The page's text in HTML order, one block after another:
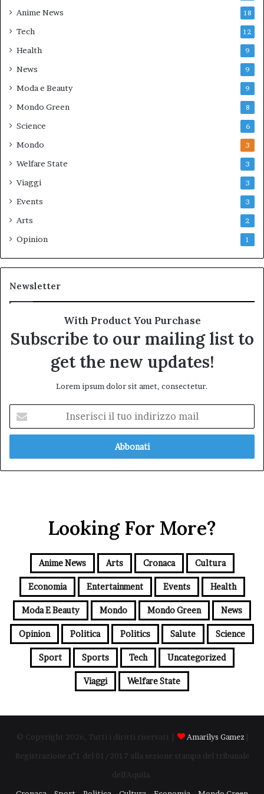
Anime News 18
Tech 12
Health 9
News 9
Moda e Beauty 9
Mondo Green 8
Science 6
Mondo 3
Welfare State 3
Viaggi 3
Events 3
Arts 2
Opinion 1
Newsletter
With Product You Purchase
Subscribe to our mailing list to
get the new updates!
Lorem ipsum dolor sit amet, consectetur.
tuo
mail
Looking For More?
Anime News Arts Cronaca Cultura
Economia Entertainment Events Health
Moda E Beauty Mondo Mondo Green News
Opinion Politica Politics Salute Science
Sport Sports Tech Uncategorized
Viaggi Welfare State
© Copyright 2026, Tutti i diritti riservati | Amarilys Gamez
Registrazione n°1 del 01/2017 alla sezione stampa del tribunale
dell'Aquila.